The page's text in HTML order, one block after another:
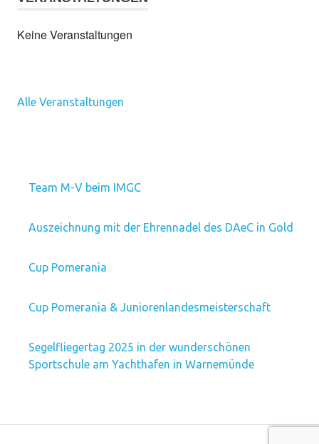
Keine Veranstaltungen
Alle Veranstaltungen
Team M-V beim IMGC
Auszeichnung mit der Ehrennadel des DAeC in Gold
Cup Pomerania
Cup Pomerania & Juniorenlandesmeisterschaft
Segelfliegertag 2025 in der wunderschönen
Sportschule am Yachthafen in Warnemünde